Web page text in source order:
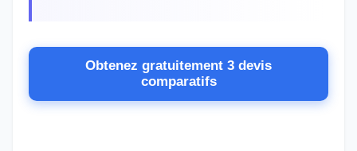
Obtenez gratuitement 3 devis
comparatifs